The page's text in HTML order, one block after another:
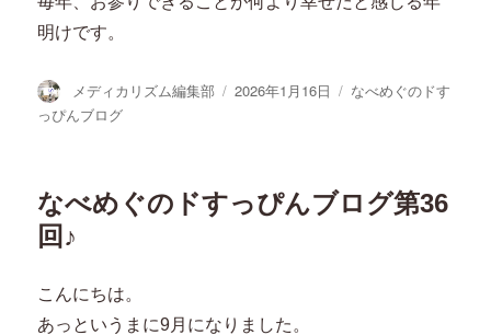
明けです。
投
稿
メディカリズム編集部
投
2026年1月16日
カ
なべめぐのドす
っぴんブログ
なべめぐのドすっぴんブログ第36
回♪
こんにちは。
あっというまに9月になりました。